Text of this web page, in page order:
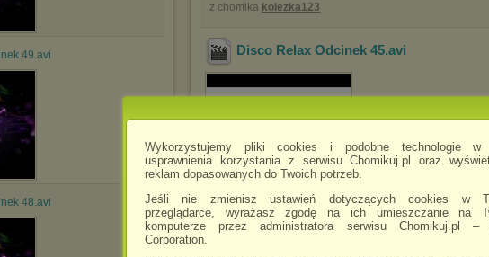
Wykorzystujemy pliki cookies i podobne technologie w
usprawnienia korzystania z serwisu Chomikuj.pl oraz
reklam dopasowanych do Twoich potrzeb.
Jeśli nie zmienisz ustawień dotyczących cookies w
przeglądarce, wyrażasz zgodę na ich umieszczanie na
komputerze przez administratora serwisu Chomikuj.pl –
Corporation.
49.avi
48.avi
z chomika kolezka123
Disco Relax Odcinek 45.avi
z chomika kolezka123